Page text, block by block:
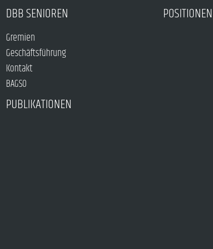
DBB SENIOREN
Gremien
Geschäftsführung
Kontakt
BAGSO
POSITIONEN
PUBLIKATIONEN